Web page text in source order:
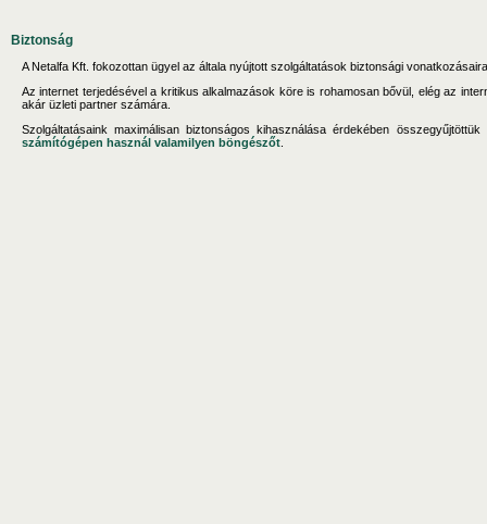
Biztonság
A Netalfa Kft. fokozottan ügyel az általa nyújtott szolgáltatások biztonsági
Az internet terjedésével a kritikus alkalmazások köre is rohamosan bővül, elég az
akár üzleti partner számára.
Szolgáltatásaink maximálisan biztonságos kihasználása érdekében
számítógépen használ valamilyen böngészőt